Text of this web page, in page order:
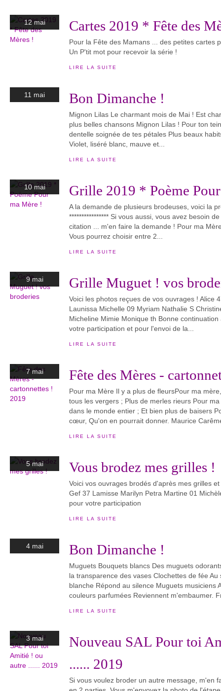
12 mai Cartes 2019 * Fête des
Pour la Fête des Mamans ... des petites cartes
Un P'tit mot pour recevoir la série !
LIRE LA SUITE
11 mai Bon Dimanche !
Mignon Lilas Le charmant mois de Mai ! Est
plus belles chansons Mignon Lilas ! Pour ton
dentelle soignée de tes pétales Plus beaux
Violet, liséré blanc, mauve et...
LIRE LA SUITE
10 mai Grille 2019 * Poème
A la demande de plusieurs brodeuses, voici la
**************** Si vous aussi, vous avez besoin
citation ... m'en faire la demande ! Pour ma
Vous pourrez choisir entre 2...
LIRE LA SUITE
9 mai Grille Muguet ! vos
Voici les photos reçues de vos ouvrages ! Alice
Launissa Michelle 09 Myriam Nathalie S
Micheline Mimie Monique th Bonne
votre participation et pour l'envoi de la...
LIRE LA SUITE
7 mai Fête des Mères -
Pour ma Mère Il y a plus de fleursPour ma
tous les vergers ; Plus de merles rieurs Pour
dans le monde entier ; Et bien plus de baisers
cœur, Qu'on en pourrait donner. Maurice
LIRE LA SUITE
5 mai Vous brodez mes grilles !
Voici vos ouvrages brodés d'après mes grilles
Gef 37 Lamisse Marilyn Petra Martine 01
pour votre participation
LIRE LA SUITE
4 mai Bon Dimanche !
Muguets Bouquets blancs Des muguets
la transparence des vases Clochettes de fée
blanche Répond au silence Muguets musiciens
couleurs parfumées Reviennent m'embaumer.
LIRE LA SUITE
3 mai
Nouveau SAL Pour toi
...... 2019
Si vous voulez broder un autre message, m'en